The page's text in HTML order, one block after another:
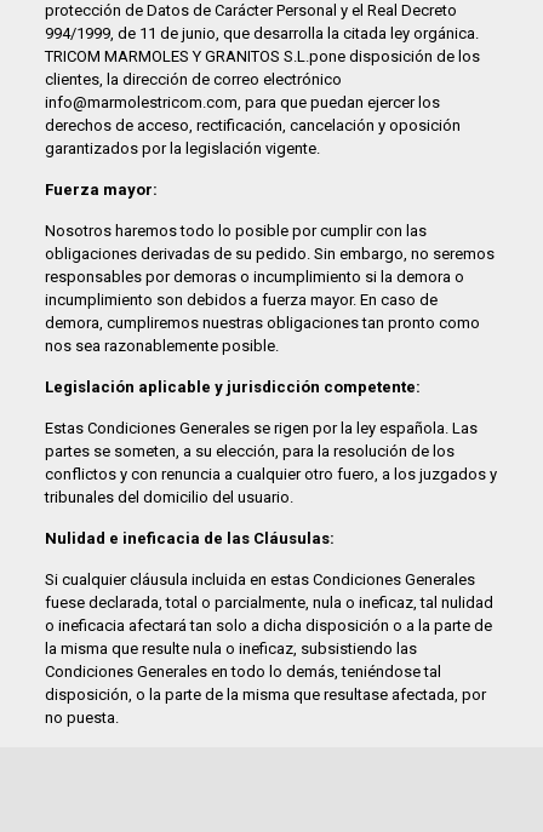
protección de Datos de Carácter Personal y el Real Decreto
994/1999, de 11 de junio, que desarrolla la citada ley orgánica.
TRICOM MARMOLES Y GRANITOS S.L.pone disposición de los
clientes, la dirección de correo electrónico
info@marmolestricom.com, para que puedan ejercer los
derechos de acceso, rectificación, cancelación y oposición
garantizados por la legislación vigente.
Fuerza mayor:
Nosotros haremos todo lo posible por cumplir con las
obligaciones derivadas de su pedido. Sin embargo, no seremos
responsables por demoras o incumplimiento si la demora o
incumplimiento son debidos a fuerza mayor. En caso de
demora, cumpliremos nuestras obligaciones tan pronto como
nos sea razonablemente posible.
Legislación aplicable y jurisdicción competente:
Estas Condiciones Generales se rigen por la ley española. Las
partes se someten, a su elección, para la resolución de los
conflictos y con renuncia a cualquier otro fuero, a los juzgados y
tribunales del domicilio del usuario.
Nulidad e ineficacia de las Cláusulas:
Si cualquier cláusula incluida en estas Condiciones Generales
fuese declarada, total o parcialmente, nula o ineficaz, tal nulidad
o ineficacia afectará tan solo a dicha disposición o a la parte de
la misma que resulte nula o ineficaz, subsistiendo las
Condiciones Generales en todo lo demás, teniéndose tal
disposición, o la parte de la misma que resultase afectada, por
no puesta.